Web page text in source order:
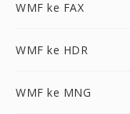
WMF ke FAX
WMF ke HDR
WMF ke MNG